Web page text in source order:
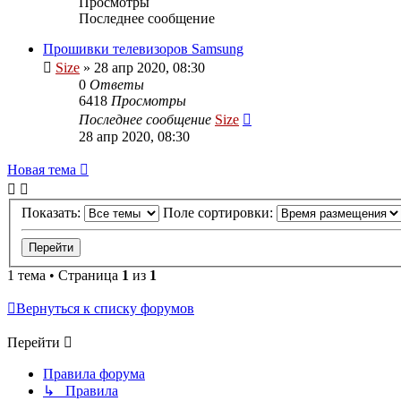
Последнее сообщение
Прошивки телевизоров Samsung
Size » 28 апр 2020, 08:30
0 Ответы
6418 Просмотры
Последнее сообщение Size
28 апр 2020, 08:30
Новая
тема
Новая тема
Показать: Поле сортировки:
1 тема • Страница 1 из 1
Вернуться к списку форумов
Перейти
Правила форума
↳ Правила